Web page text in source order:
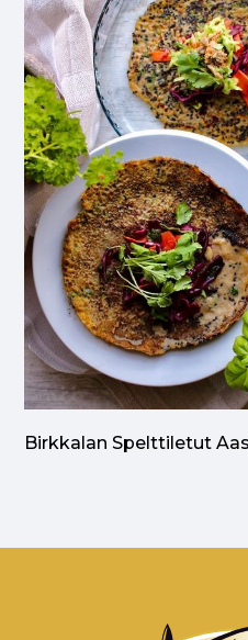
Birkkalan Spelttiletut